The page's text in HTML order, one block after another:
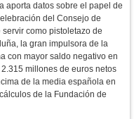
aporta datos sobre el papel de
del Consejo de
como pistoletazo de
la gran impulsora de la
con mayor saldo negativo en
millones de euros netos
de la media española en
de la Fundación de